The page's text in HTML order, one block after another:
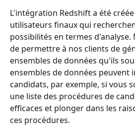
L'intégration Redshift a été
utilisateurs finaux qui
possibilités en termes
de permettre à nos clients de
ensembles de données qu'ils
ensembles de données peuvent
candidats, par exemple, si vous
une liste des procédures de
efficaces et plonger dans les
ces procédures.